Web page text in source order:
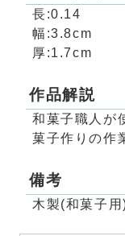
長:0.14
幅:3.8cm
厚:1.7cm
作品解説
和菓子職人が
菓子作りの作
備考
木製(和菓子用